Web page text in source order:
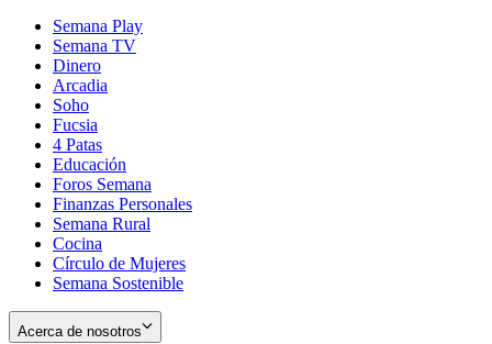
Semana Play
Semana TV
Dinero
Arcadia
Soho
in
new
window
Fucsia
in
new
window
4 Patas
Educación
Foros Semana
Finanzas Personales
Semana Rural
Cocina
Círculo de Mujeres
Semana Sostenible
Acerca de nosotros